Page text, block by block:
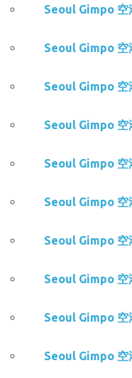
Seoul Gimpo 空
Seoul Gimpo 空
Seoul Gimpo 空
Seoul Gimpo
Seoul Gimpo 空
Seoul Gimpo 空
Seoul Gimpo 空
Seoul Gimpo 空
Seoul Gimpo 空
Seoul Gimpo 空